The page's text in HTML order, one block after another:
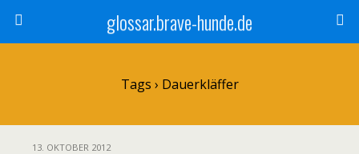
glossar.brave-hunde.de
Tags › Dauerkläffer
13. OKTOBER 2012